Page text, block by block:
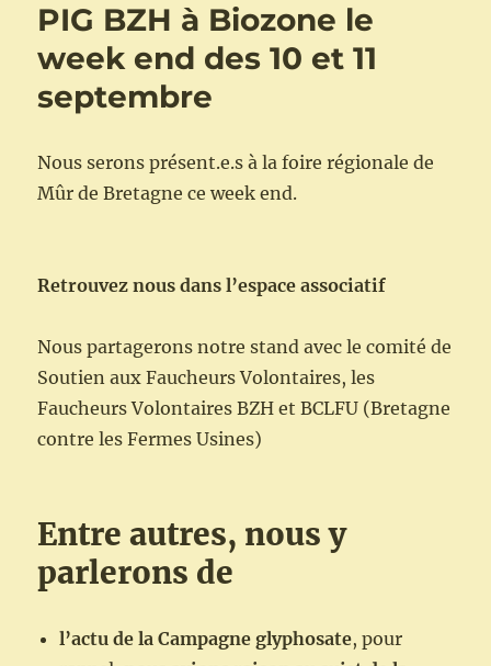
PIG BZH à Biozone le
week end des 10 et 11
septembre
Nous serons présent.e.s à la foire régionale de
Mûr de Bretagne ce week end.
Retrouvez nous dans l’espace associatif
Nous partagerons notre stand avec le comité de
Soutien aux Faucheurs Volontaires, les
Faucheurs Volontaires BZH et BCLFU (Bretagne
contre les Fermes Usines)
Entre autres, nous y
parlerons de
l’actu de la Campagne glyphosate, pour